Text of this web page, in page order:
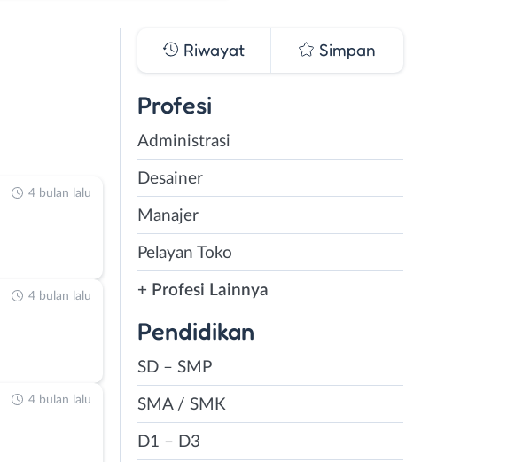
4 bulan lalu
4 bulan lalu
4 bulan lalu
Riwayat Simpan
Profesi
Administrasi
Desainer
Manajer
Pelayan Toko
+ Profesi Lainnya
Pendidikan
SD – SMP
SMA / SMK
D1 – D3